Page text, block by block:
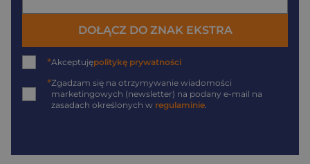
DOŁĄCZ DO ZNAK EKSTRA
*Akceptujępolitykę prywatności
*Zgadzam się na otrzymywanie wiadomości
marketingowych (newsletter) na podany e-mail na
zasadach określonych w regulaminie.